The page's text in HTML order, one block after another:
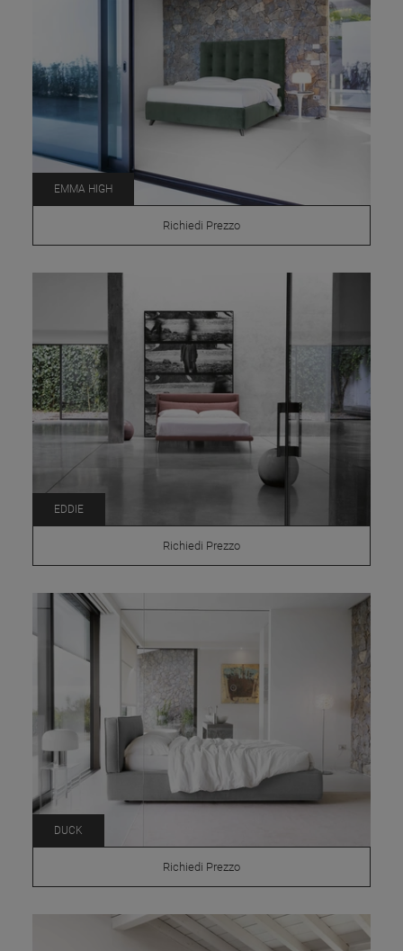
EMMA HIGH
Richiedi Prezzo
EDDIE
Richiedi Prezzo
DUCK
Richiedi Prezzo